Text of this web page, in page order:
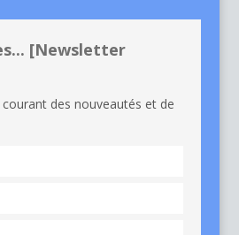
[Newsletter
des nouveautés et de